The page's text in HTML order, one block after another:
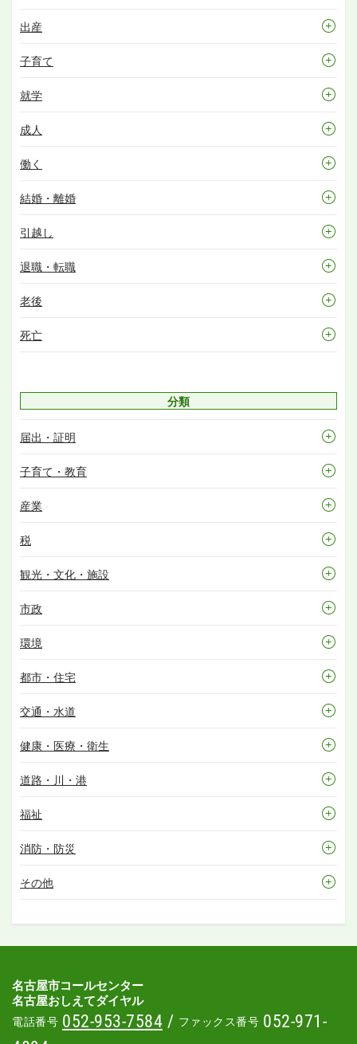
出産
子育て
就学
成人
働く
結婚・離婚
引越し
退職・転職
老後
死亡
分類
届出・証明
子育て・教育
産業
税
観光・文化・施設
市政
環境
都市・住宅
交通・水道
健康・医療・衛生
道路・川・港
福祉
消防・防災
その他
名古屋市コールセンター
名古屋おしえてダイヤル
電話番号 052-953-7584 / ファックス番号 052-971-